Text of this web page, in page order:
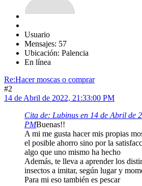
Usuario
Mensajes: 57
Ubicación: Palencia
En línea
Re:Hacer moscas o comprar
#2
14 de Abril de 2022, 21:33:00 PM
Cita de: Lubinus en 14 de Abril de
PMBuenas!!
A mi me gusta hacer mis propias
el posible ahorro sino por la
algo que uno mismo ha hecho
Además, te lleva a aprender los
insectos a imitar, según lugar y
Para mi eso también es pescar